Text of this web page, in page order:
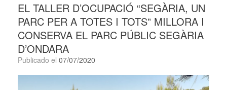
EL TALLER D’OCUPACIÓ “SEGÀRIA, UN
PARC PER A TOTES I TOTS” MILLORA I
CONSERVA EL PARC PÚBLIC SEGÀRIA
D’ONDARA
Publicado el 07/07/2020